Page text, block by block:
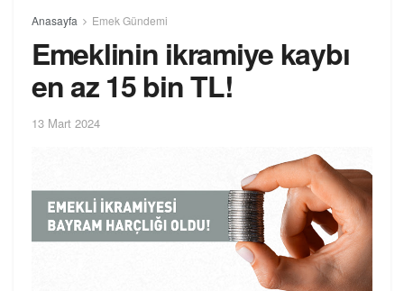
Anasayfa Emek Gündemi
Emeklinin ikramiye kaybı
en az 15 bin TL!
13 Mart 2024